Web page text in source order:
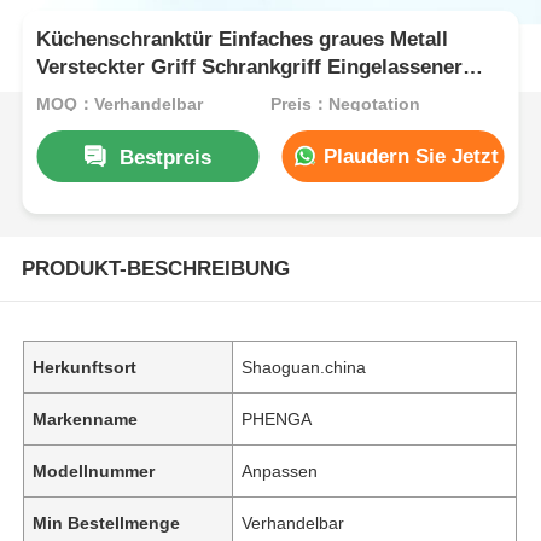
Küchenschranktür Einfaches graues Metall
Versteckter Griff Schrankgriff Eingelassener
Griff
MOQ：Verhandelbar Preis：Negotation
Bestpreis Plaudern Sie Jetzt
PRODUKT-BESCHREIBUNG
Herkunftsort Shaoguan.china
Markenname PHENGA
Modellnummer Anpassen
Min Bestellmenge Verhandelbar